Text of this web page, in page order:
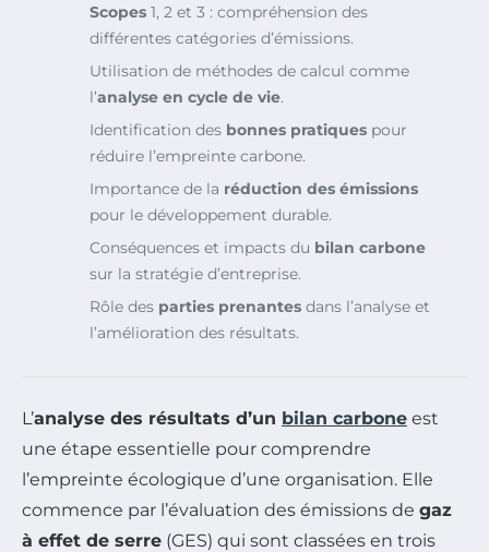
Scopes 1, 2 et 3 : compréhension des
différentes catégories d’émissions.
Utilisation de méthodes de calcul comme
l’analyse en cycle de vie.
Identification des bonnes pratiques pour
réduire l’empreinte carbone.
Importance de la réduction des émissions
pour le développement durable.
Conséquences et impacts du bilan carbone
sur la stratégie d’entreprise.
Rôle des parties prenantes dans l’analyse et
l’amélioration des résultats.
L’analyse des résultats d’un bilan carbone est
une étape essentielle pour comprendre
l’empreinte écologique d’une organisation. Elle
commence par l’évaluation des émissions de gaz
à effet de serre (GES) qui sont classées en trois